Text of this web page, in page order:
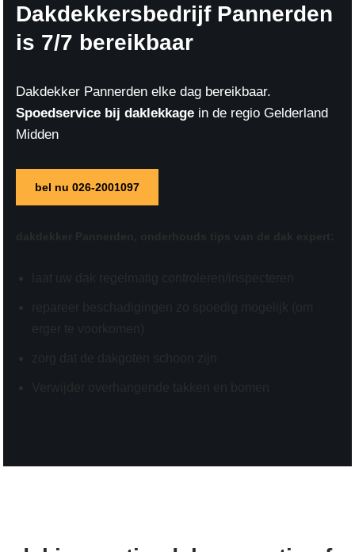
Dakdekkersbedrijf Pannerden
is 7/7 bereikbaar
Dakdekker Pannerden elke dag bereikbaar.
Spoedservice bij daklekkage in de regio Gelderland
Midden
bel nu 026-2001097
onderhouds tips van de dak expert:
laat uw dak regelmatig controleren/inspecteren
repareer beschadigingen zo spoedig mogelijk (om
erger te voorkomen)
zorg dat de dakgoten schoon zijn
Verwijder overhangende takken en bomen